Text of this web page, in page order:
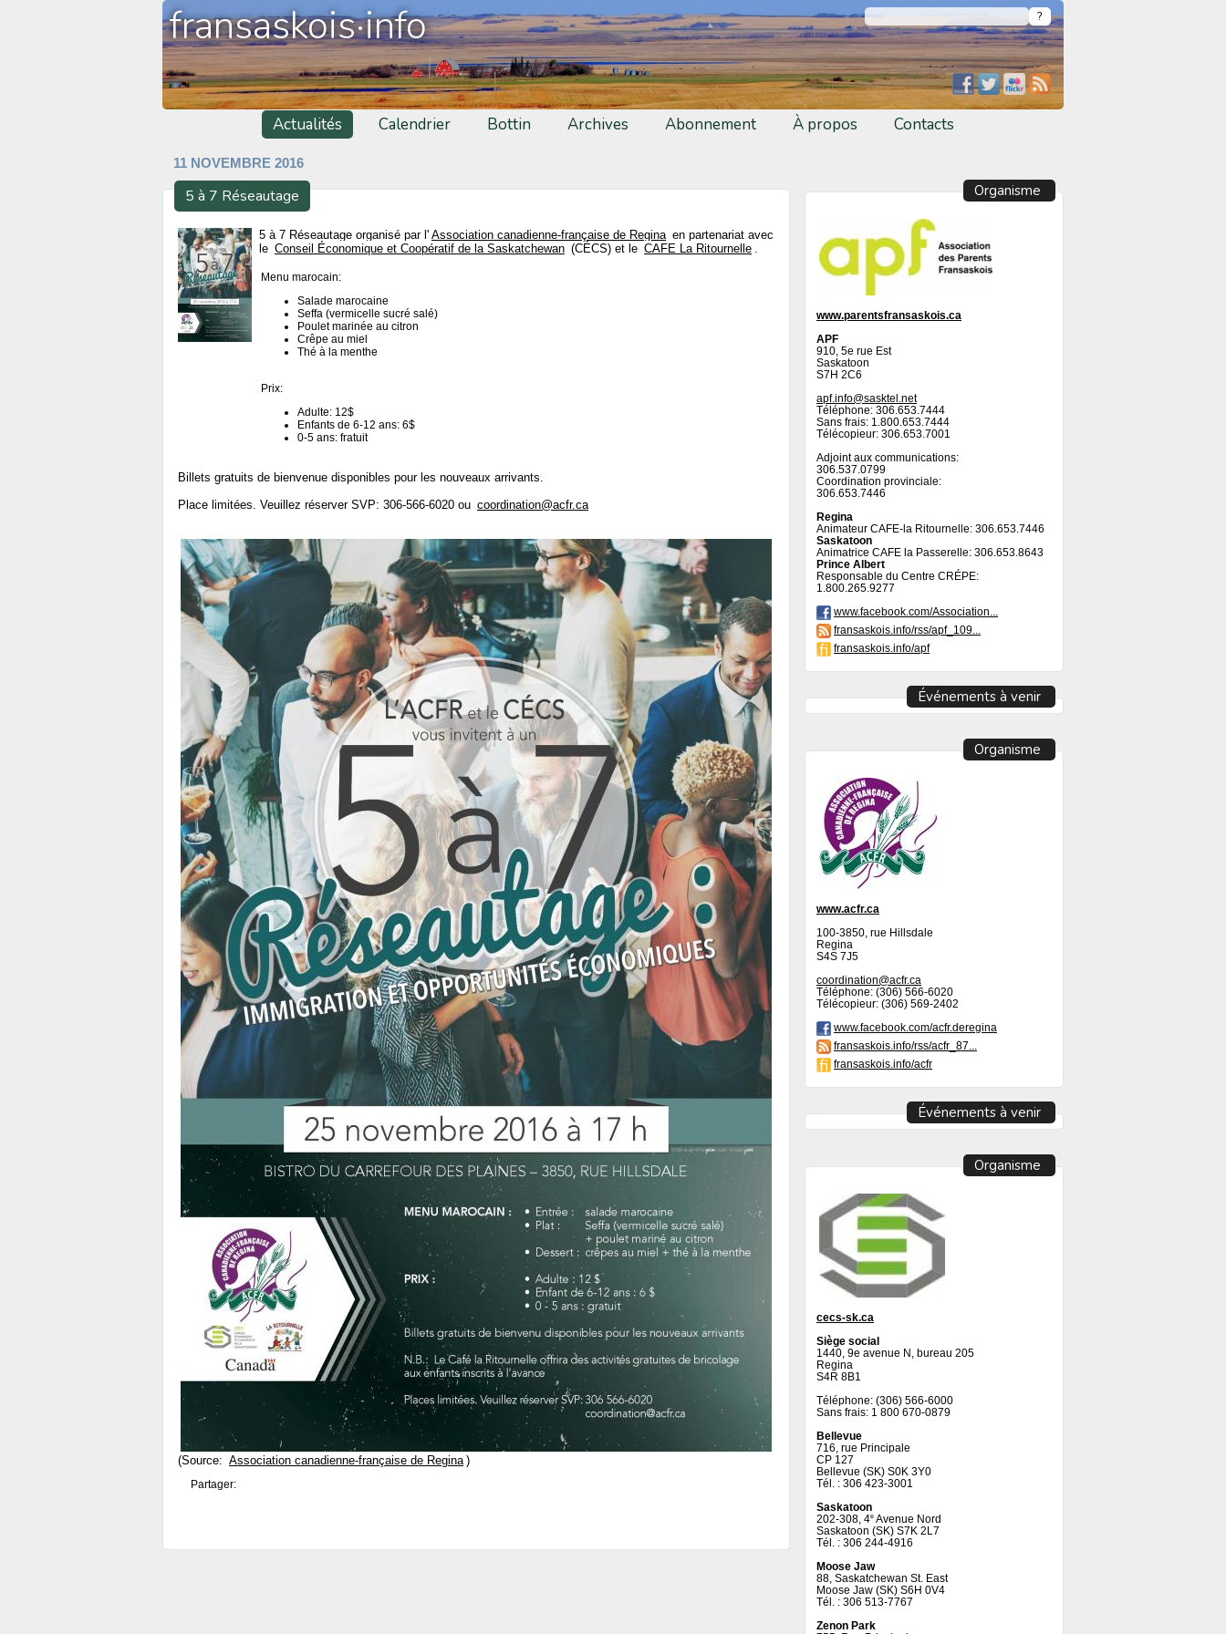
fransaskois·info
Actualités Calendrier Bottin Archives Abonnement À propos Contacts
11 NOVEMBRE 2016
5 à 7 Réseautage
5 à 7 Réseautage organisé par l' Association canadienne-française de Regina en partenariat avec
le Conseil Économique et Coopératif de la Saskatchewan (CÉCS) et le CAFE La Ritournelle .
Menu marocain:
Salade marocaine
Seffa (vermicelle sucré salé)
Poulet marinée au citron
Crêpe au miel
Thé à la menthe
Prix:
Adulte: 12$
Enfants de 6-12 ans: 6$
0-5 ans: fratuit
Billets gratuits de bienvenue disponibles pour les nouveaux arrivants.
Place limitées. Veuillez réserver SVP: 306-566-6020 ou coordination@acfr.ca
(Source: Association canadienne-française de Regina )
Partager:
Organisme
www.parentsfransaskois.ca
APF
910, 5e rue Est
Saskatoon
S7H 2C6
apf.info@sasktel.net
Téléphone: 306.653.7444
Sans frais: 1.800.653.7444
Télécopieur: 306.653.7001
Adjoint aux communications:
306.537.0799
Coordination provinciale:
306.653.7446
Regina
Animateur CAFE-la Ritournelle: 306.653.7446
Saskatoon
Animatrice CAFE la Passerelle: 306.653.8643
Prince Albert
Responsable du Centre CRÉPE:
1.800.265.9277
www.facebook.com/Association...
fransaskois.info/rss/apf_109...
fransaskois.info/apf
Événements à venir
Organisme
www.acfr.ca
100-3850, rue Hillsdale
Regina
S4S 7J5
coordination@acfr.ca
Téléphone: (306) 566-6020
Télécopieur: (306) 569-2402
www.facebook.com/acfr.deregina
fransaskois.info/rss/acfr_87...
fransaskois.info/acfr
Événements à venir
Organisme
cecs-sk.ca
Siège social
1440, 9e avenue N, bureau 205
Regina
S4R 8B1
Téléphone: (306) 566-6000
Sans frais: 1 800 670-0879
Bellevue
716, rue Principale
CP 127
Bellevue (SK) S0K 3Y0
Tél. : 306 423-3001
Saskatoon
202-308, 4e Avenue Nord
Saskatoon (SK) S7K 2L7
Tél. : 306 244-4916
Moose Jaw
88, Saskatchewan St. East
Moose Jaw (SK) S6H 0V4
Tél. : 306 513-7767
Zenon Park